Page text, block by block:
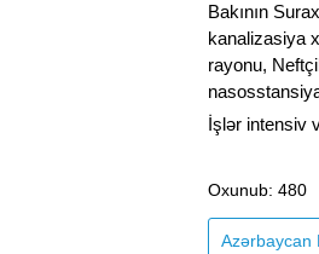
Bakının
kanalizasiya
rayonu,
İşlər intensiv
Oxunub: 480
Azərbaycan